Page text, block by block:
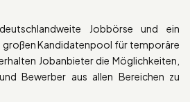
Jobbörse und ein
Kandidatenpool für temporäre
Jobanbieter die Möglichkeiten,
Bewerber aus allen Bereichen zu